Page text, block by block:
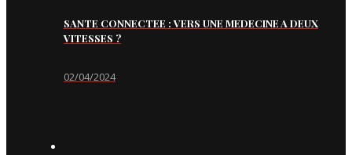
SANTE CONNECTEE : VERS UNE MEDECINE A DEUX
VITESSES ?
02/04/2024